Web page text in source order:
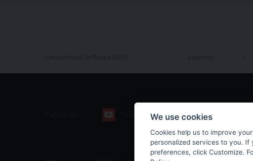
Facebook
We use cookies
Cookies help us to improve
personalized services to you.
preferences, click Customize.